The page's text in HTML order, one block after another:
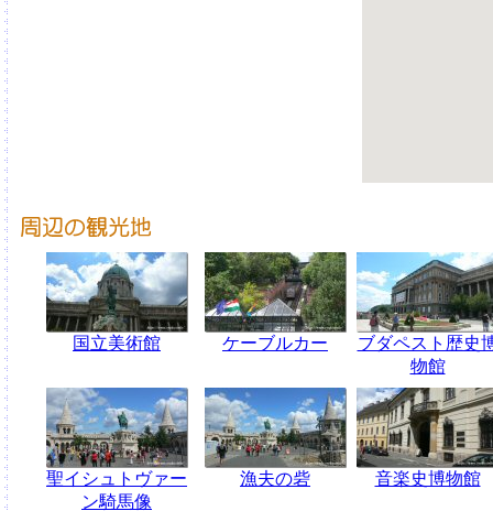
国立美術館 ケーブルカー
ブダペスト歴史
物館
聖イシュトヴァー
ン騎馬像
漁夫の砦 音楽史博物館